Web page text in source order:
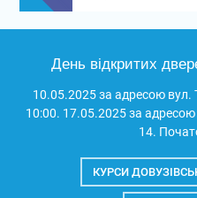
День відкритих
10.05.2025 за адресою вул.
10:00. 17.05.2025 за
14.
КУРСИ